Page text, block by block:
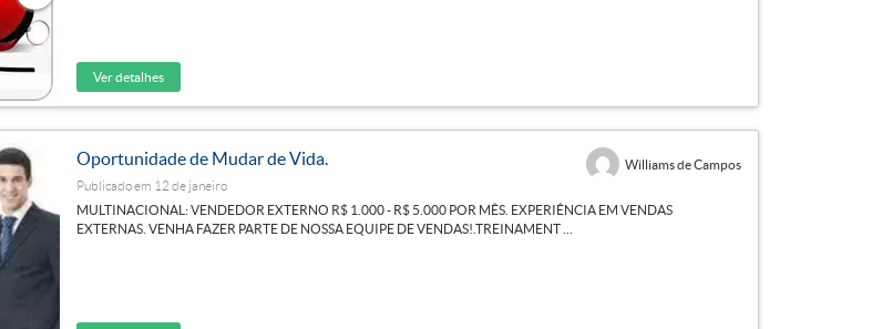
Ver detalhes
Williams de Campos
Oportunidade de Mudar de Vida.
Publicado em 12 de janeiro
MULTINACIONAL: VENDEDOR EXTERNO R$ 1.000 - R$ 5.000 POR MÊS. EXPERIÊNCIA EM VENDAS
EXTERNAS. VENHA FAZER PARTE DE NOSSA EQUIPE DE VENDAS!.TREINAMENT ...